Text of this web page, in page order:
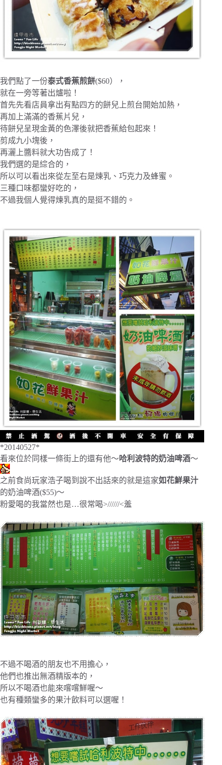
我們點了一份泰式香蕉煎餅($60），
就在一旁等著出爐啦！
首先先看店員拿出有點四方的餅兒上煎台開始加熱，
再加上滿滿的香蕉片兒，
待餅兒呈現金黃的色澤後就把香蕉給包起來！
剪成九小塊後，
再灑上醬料就大功告成了！
我們選的是綜合的，
所以可以看出來從左至右是煉乳、巧克力及蜂蜜。
三種口味都蠻好吃的，
不過我個人覺得煉乳真的是挺不錯的。
*20140527*
看來位於同樣一條街上的還有他～哈利波特的奶油啤酒～
之前食尚玩家浩子喝到說不出話來的就是這家如花鮮果汁
的奶油啤酒($55)～
粉愛喝的我當然也是…很常喝>//////<羞
不過不喝酒的朋友也不用擔心，
他們也推出無酒精版本的，
所以不喝酒也能來嚐嚐鮮喔～
也有種類蠻多的果汁飲料可以選喔！